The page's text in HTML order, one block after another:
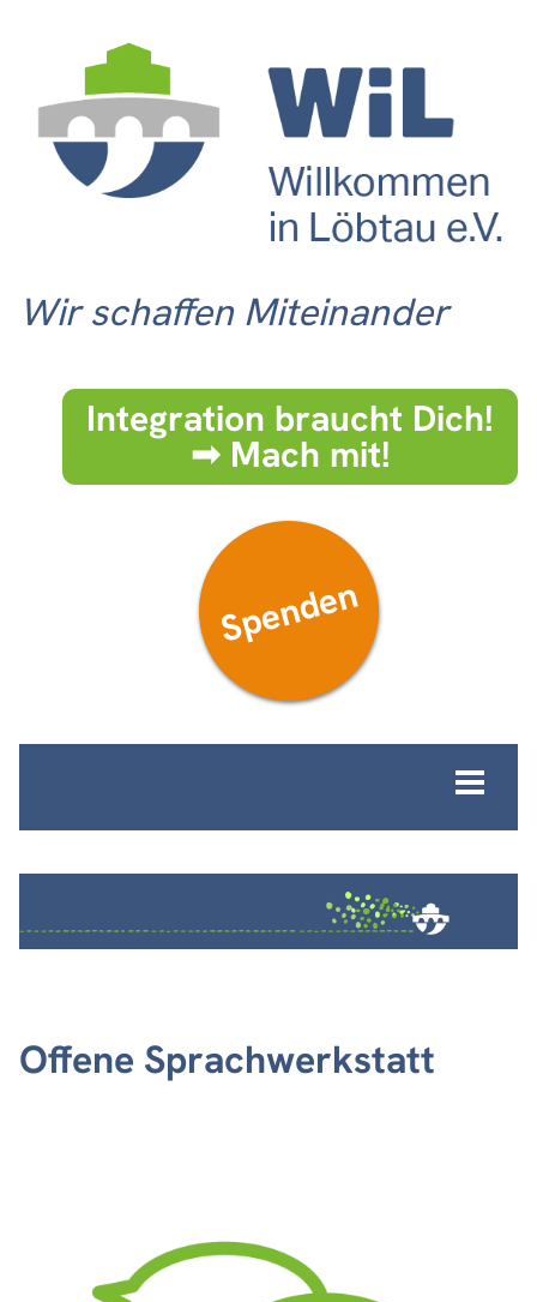
Wir schaffen Miteinander
Integration braucht Dich!
➟ Mach mit!
Spenden
Offene Sprachwerkstatt